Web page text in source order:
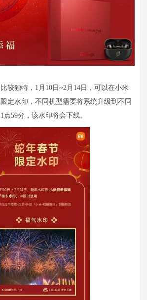
较独特，1月10日~2月14日，可以在小米
定水印，不同机型需要将系统升级到不同
点59分，该水印将会下线。